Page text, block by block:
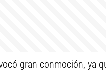
gran conmoción, ya